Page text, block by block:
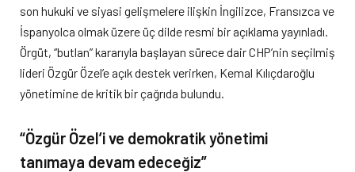
son hukuki ve siyasi gelişmelere ilişkin İngilizce, Fransızca ve
İspanyolca olmak üzere üç dilde resmi bir açıklama yayınladı.
Örgüt, “butlan” kararıyla başlayan sürece dair CHP’nin seçilmiş
lideri Özgür Özel’e açık destek verirken, Kemal Kılıçdaroğlu
yönetimine de kritik bir çağrıda bulundu.
“Özgür Özel’i ve demokratik yönetimi
tanımaya devam edeceğiz”